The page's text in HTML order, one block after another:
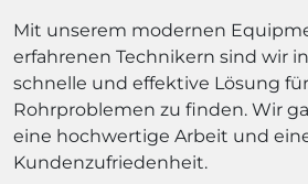
Mit unserem modernen
erfahrenen Technikern sind wir
schnelle und effektive Lösung
Rohrproblemen zu finden. Wir
eine hochwertige Arbeit und
Kundenzufriedenheit.